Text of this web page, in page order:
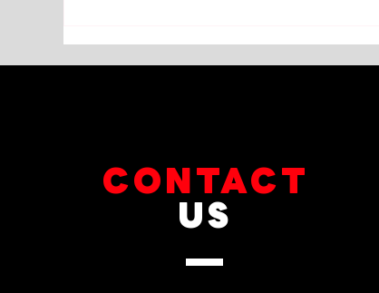
บริการเซอร์วิสครบชุด
CONTACT
US